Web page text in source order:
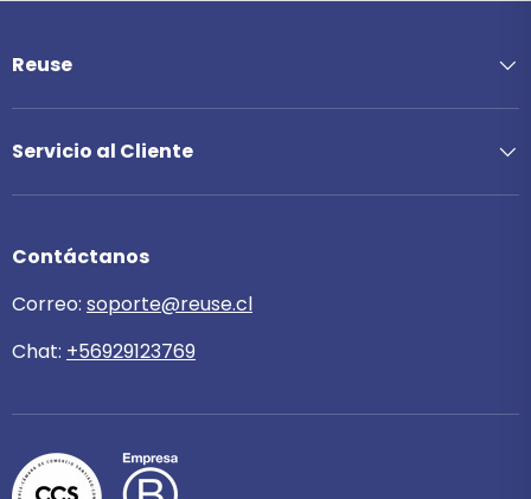
Reuse
Servicio al Cliente
Contáctanos
Correo: soporte@reuse.cl
Chat: +56929123769